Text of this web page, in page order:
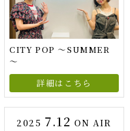
CITY POP ～SUMMER
～
詳細はこちら
2025 7.12 ON AIR